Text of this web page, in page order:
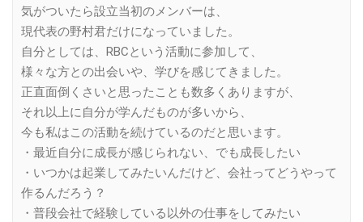
気がついたら設立当初のメンバーは、
現代表の野村君だけになっていました。
自分としては、RBCという活動に参加して、
様々な方との出会いや、学びを感じてきました。
正直面倒くさいと思ったことも数多くありますが、
それ以上に自分が学んだものが多いから、
今も私はこの活動を続けているのだと思います。
・最近自分に成長が感じられない、でも成長したい
・いつかは起業してみたいんだけど、会社ってどうやって
作るんだろう？
・普段会社で経験している以外の仕事をしてみたい